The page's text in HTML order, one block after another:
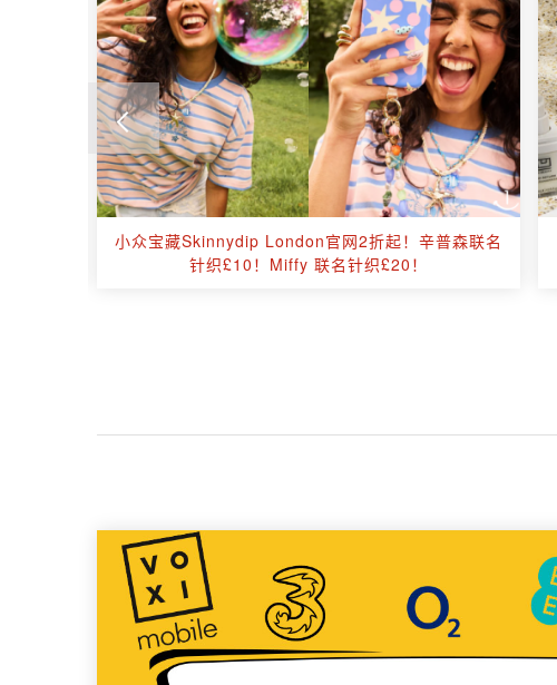
小众宝藏Skinnydip London官网2折起！辛普森联名
针织£10！Miffy 联名针织£20！